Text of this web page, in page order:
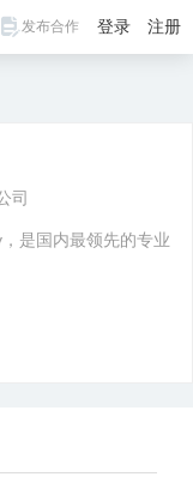
发布合作 登录 注册
司
是国内最领先的专业